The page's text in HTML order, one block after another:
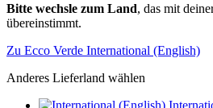
Bitte wechsle zum Land, das mit
übereinstimmt.
Zu Ecco Verde International (English)
Anderes Lieferland wählen